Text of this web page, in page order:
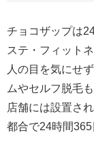
チョコザップは
ステ・フィット
人の目を気にせ
ムやセルフ脱毛
店舗には設置さ
都合で24時間365